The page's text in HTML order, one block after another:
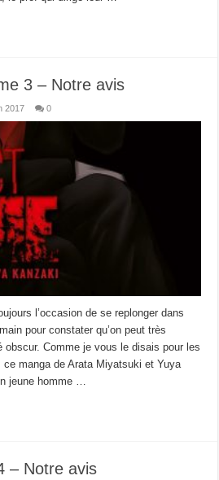
3 – Notre avis
2017 0
l’occasion de se replonger dans
pour constater qu’on peut très
obscur. Comme je vous le disais pour les
manga de Arata Miyatsuki et Yuya
jeune homme …
– Notre avis